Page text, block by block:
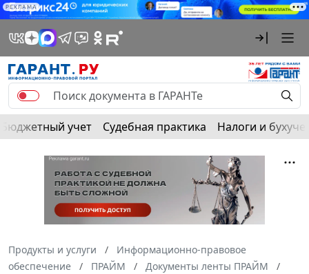
РЕКЛАМА
Бюджетный учет Судебная практика Налоги и
Продукты и услуги
Информационно-правовое
обеспечение
ПРАЙМ
Документы ленты ПРАЙМ